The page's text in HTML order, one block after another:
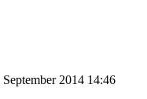
September 2014 14:46